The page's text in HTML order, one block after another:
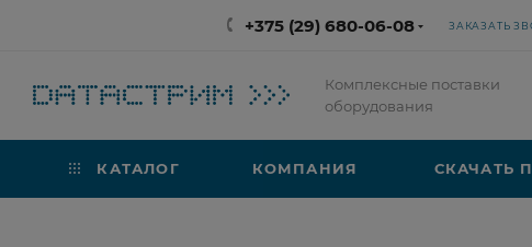
+375 (29) 680-06-08 ЗАКАЗАТЬ
Комплексные поставки
оборудования
КАТАЛОГ КОМПАНИЯ СКАЧАТЬ